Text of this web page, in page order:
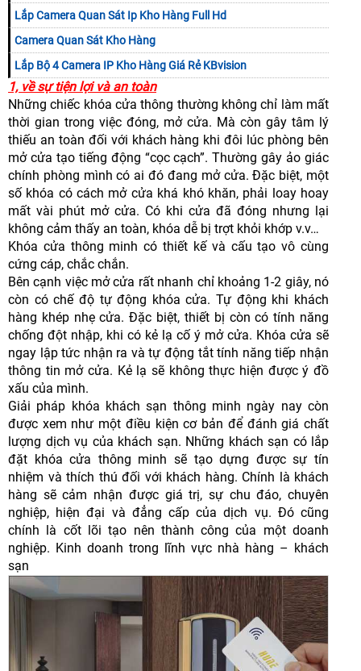
Lắp Camera Quan Sát Ip Kho Hàng Full Hd
Camera Quan Sát Kho Hàng
Lắp Bộ 4 Camera IP Kho Hàng Giá Rẻ KBvision
1, về sự tiện lợi và an toàn
Những chiếc khóa cửa thông thường không chỉ làm mất
thời gian trong việc đóng, mở cửa. Mà còn gây tâm lý
thiếu an toàn đối với khách hàng khi đôi lúc phòng bên
mở cửa tạo tiếng động “cọc cạch”. Thường gây ảo giác
chính phòng mình có ai đó đang mở cửa. Đặc biệt, một
số khóa có cách mở cửa khá khó khăn, phải loay hoay
mất vài phút mở cửa. Có khi cửa đã đóng nhưng lại
không cảm thấy an toàn, khóa dễ bị trợt khỏi khớp v.v…
Khóa cửa thông minh có thiết kế và cấu tạo vô cùng
cứng cáp, chắc chắn.
Bên cạnh việc mở cửa rất nhanh chỉ khoảng 1-2 giây, nó
còn có chế độ tự động khóa cửa. Tự động khi khách
hàng khép nhẹ cửa. Đặc biệt, thiết bị còn có tính năng
chống đột nhập, khi có kẻ lạ cố ý mở cửa. Khóa cửa sẽ
ngay lập tức nhận ra và tự động tắt tính năng tiếp nhận
thông tin mở cửa. Kẻ lạ sẽ không thực hiện được ý đồ
xấu của mình.
Giải pháp khóa khách sạn thông minh ngày nay còn
được xem như một điều kiện cơ bản để đánh giá chất
lượng dịch vụ của khách sạn. Những khách sạn có lắp
đặt khóa cửa thông minh sẽ tạo dựng được sự tín
nhiệm và thích thú đối với khách hàng. Chính là khách
hàng sẽ cảm nhận được giá trị, sự chu đáo, chuyên
nghiệp, hiện đại và đẳng cấp của dịch vụ. Đó cũng
chính là cốt lõi tạo nên thành công của một doanh
nghiệp. Kinh doanh trong lĩnh vực nhà hàng – khách
sạn